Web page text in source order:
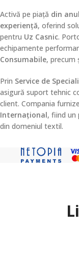
Activă pe piață din
experiență, oferind
pentru Uz Casnic.
echipamente
Consumabile, precum
Prin Service de
asigură suport tehnic
client. Compania
Internațional, fiind un
din domeniul textil.